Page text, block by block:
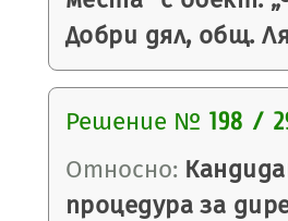
Добри дял, общ.
Решение № 198 /
Относно:
процедура за